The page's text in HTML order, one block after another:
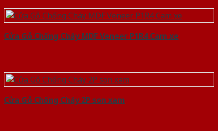
Cửa Gỗ Chống Cháy MDF Veneer P1R4 Cam xe
Cửa Gỗ Chống Cháy 2P son xam